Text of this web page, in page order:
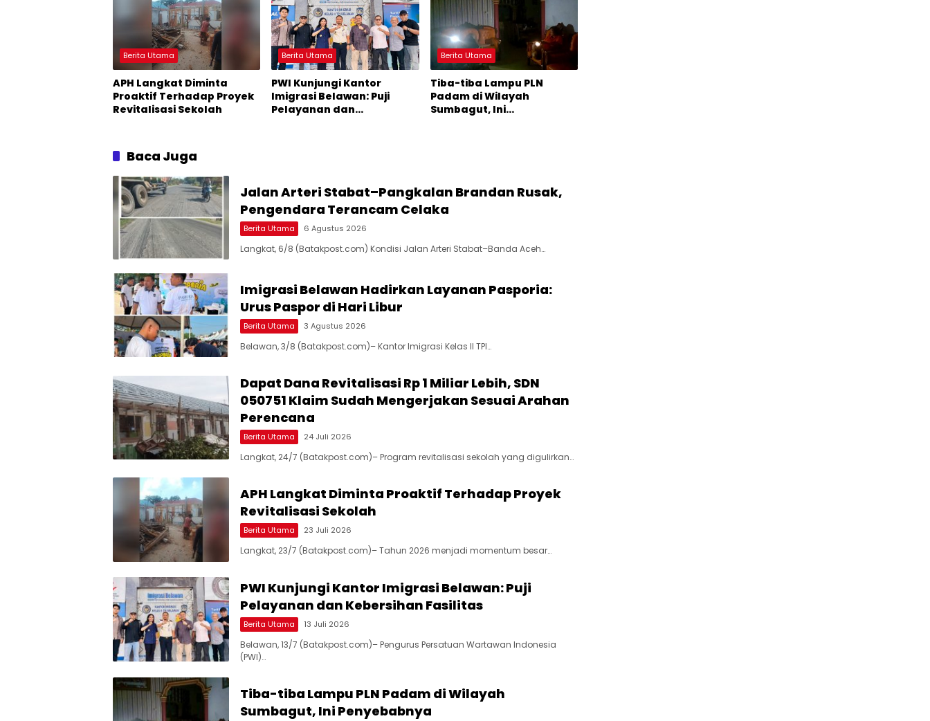
Berita Utama
APH Langkat Diminta
Proaktif Terhadap Proyek
Revitalisasi Sekolah
Berita Utama
PWI Kunjungi Kantor
Imigrasi Belawan: Puji
Pelayanan dan
Berita Utama
Tiba-tiba Lampu PLN
Padam di Wilayah
Sumbagut, Ini
Baca Juga
Jalan Arteri Stabat–Pangkalan Brandan Rusak,
Pengendara Terancam Celaka
Berita Utama 6 Agustus 2026
Langkat, 6/8 (Batakpost.com) Kondisi Jalan Arteri Stabat–Banda Aceh…
Imigrasi Belawan Hadirkan Layanan Pasporia:
Urus Paspor di Hari Libur
Berita Utama 3 Agustus 2026
Belawan, 3/8 (Batakpost.com)– Kantor Imigrasi Kelas II TPI…
Dapat Dana Revitalisasi Rp 1 Miliar Lebih, SDN
050751 Klaim Sudah Mengerjakan Sesuai Arahan
Perencana
Berita Utama 24 Juli 2026
Langkat, 24/7 (Batakpost.com)– Program revitalisasi sekolah yang digulirkan…
APH Langkat Diminta Proaktif Terhadap Proyek
Revitalisasi Sekolah
Berita Utama 23 Juli 2026
Langkat, 23/7 (Batakpost.com)– Tahun 2026 menjadi momentum besar…
PWI Kunjungi Kantor Imigrasi Belawan: Puji
Pelayanan dan Kebersihan Fasilitas
Berita Utama 13 Juli 2026
Belawan, 13/7 (Batakpost.com)– Pengurus Persatuan Wartawan Indonesia
(PWI)…
Tiba-tiba Lampu PLN Padam di Wilayah
Sumbagut, Ini Penyebabnya